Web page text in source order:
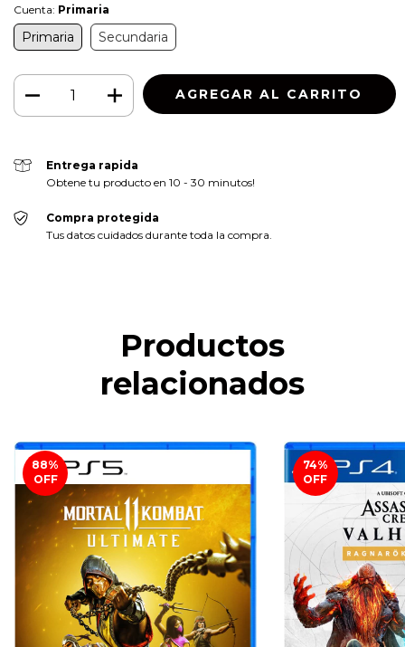
Cuenta: Primaria
Primaria Secundaria
Entrega rapida
Obtene tu producto en 10 - 30 minutos!
Compra protegida
Tus datos cuidados durante toda la compra.
Productos
relacionados
88%
OFF
74%
OFF